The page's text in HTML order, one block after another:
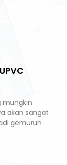
mungkin
akan sangat
gemuruh